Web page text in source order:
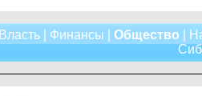
Власть| Финансы Общество